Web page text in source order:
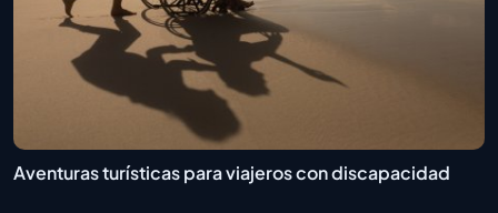
Aventuras turísticas para viajeros con discapacidad